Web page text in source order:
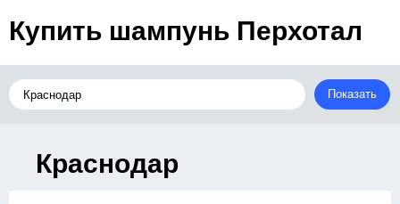
Купить шампунь Перхотал
Показать
Краснодар